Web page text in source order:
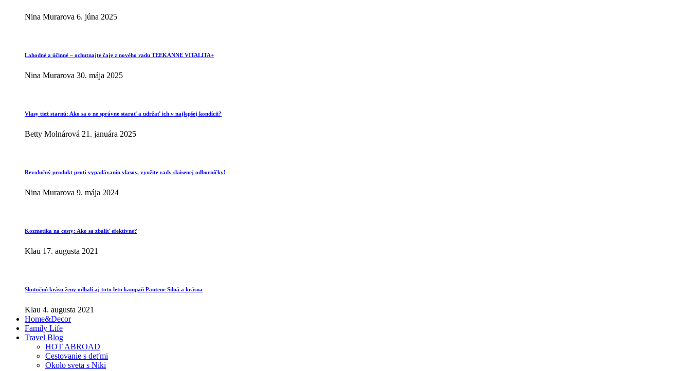
Nina Murarova 6. júna 2025
Lahodné a účinné – ochutnajte čaje z nového radu TEEKANNE VITALITA+
Nina Murarova 30. mája 2025
Vlasy tiež starnú: Ako sa o ne správne starať a udržať ich v najlepšej kondícii?
Betty Molnárová 21. januára 2025
Revolučný produkt proti vypadávaniu vlasov, využite rady skúsenej odborníčky!
Nina Murarova 9. mája 2024
Kozmetika na cesty: Ako sa zbaliť efektívne?
Klau 17. augusta 2021
Skutočnú krásu ženy odhalí aj toto leto kampaň Pantene Silná a krásna
Klau 4. augusta 2021
Home&Decor
Family Life
Travel Blog
HOT ABROAD
Cestovanie s deťmi
Okolo sveta s Niki